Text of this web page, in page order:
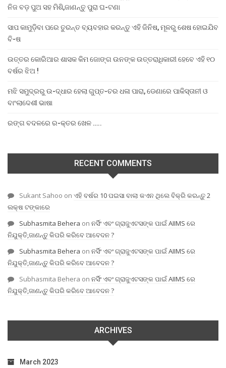
ନିଜ ବଡ଼ ପୁଅ ସହ ମିଶି,ଜାଣନ୍ତୁ ପୁରା ଘ-ଟଣା
ସାପ କାମୁଡ଼ିବା ପରେ ତୁରନ୍ତ ବ୍ୟବହାର କରନ୍ତୁ ଏହି ଜିନିଷ, ମୂଳରୁ ଶେଷ ହୋଇଯିବ
ବି-ଷ
ଉତ୍ତର କୋରିଆର ଶାସକ କିମ ଜୋଙ୍ଗ ଉନଙ୍କ ଉତ୍ତରାଧିକାରୀ ହେବେ ଏହି ୧୦
ବର୍ଷର ଝିଅ !
ମଝି ସମୁଦ୍ରରୁ ଉ-ଦ୍ଧାର ହେଲା ଗୁପ୍ତ-ଚର ଧଳା ପାରା, ଡେଣାରେ ପାକିସ୍ତାନୀ ଓ
ବାଂଲାଦେଶୀ ଭାଷା
ରଙ୍ଗ ବଦଳରେ ର-କ୍ତର ଖେଳ …..
RECENT COMMENTS
Sukant Sahoo on ଏହି ବର୍ଷର 10 ପଇସା ବାଲା କଏନ ଥିଲେ ବିକ୍ରି କରନ୍ତୁ 2
ଲକ୍ଷ ଟଙ୍କାରେ
Subhasmita Behera on ନର୍ସିଂ ଏବଂ ଗ୍ରାଜୁଏଟସଙ୍କ ପାଇଁ AIIMS ରେ
ନିଯୁକ୍ତି,ଜାଣନ୍ତୁ କିପରି କରିବେ ଆବେଦନ ?
Subhasmita Behera on ନର୍ସିଂ ଏବଂ ଗ୍ରାଜୁଏଟସଙ୍କ ପାଇଁ AIIMS ରେ
ନିଯୁକ୍ତି,ଜାଣନ୍ତୁ କିପରି କରିବେ ଆବେଦନ ?
Subhasmita Behera on ନର୍ସିଂ ଏବଂ ଗ୍ରାଜୁଏଟସଙ୍କ ପାଇଁ AIIMS ରେ
ନିଯୁକ୍ତି,ଜାଣନ୍ତୁ କିପରି କରିବେ ଆବେଦନ ?
ARCHIVES
March 2023